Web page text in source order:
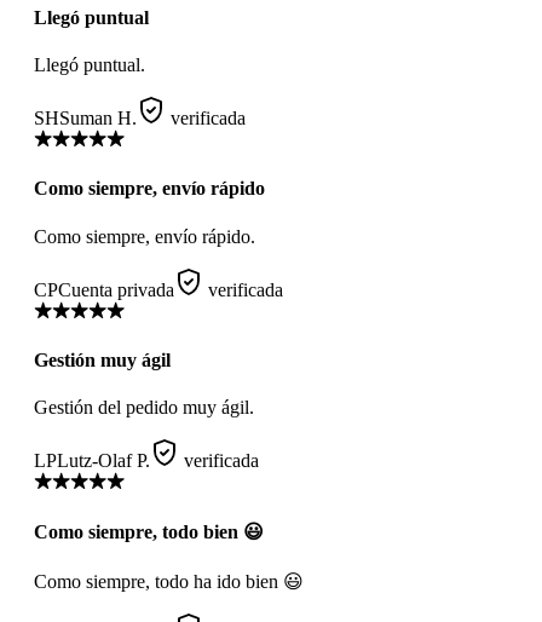
Llegó puntual
Llegó puntual.
SHSuman H. verificada
Como siempre, envío rápido
Como siempre, envío rápido.
CPCuenta privada verificada
Gestión muy ágil
Gestión del pedido muy ágil.
LPLutz-Olaf P. verificada
Como siempre, todo bien 😃
Como siempre, todo ha ido bien 😃